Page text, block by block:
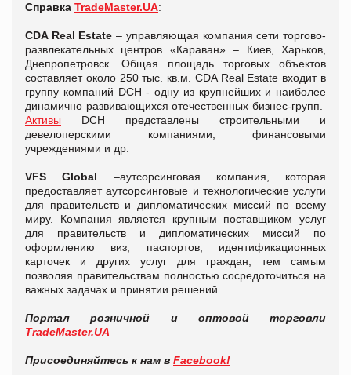
Справка TradeMaster.UA:
CDA Real Estate – управляющая компания сети торгово-
развлекательных центров «Караван» – Киев, Харьков,
Днепропетровск. Общая площадь торговых объектов
составляет около 250 тыс. кв.м. CDA Real Estate входит в
группу компаний DCH - одну из крупнейших и наиболее
динамично развивающихся отечественных бизнес-групп.
Активы DCH представлены строительными и
девелоперскими компаниями, финансовыми
учреждениями и др.
VFS Global –аутсорсинговая компания, которая
предоставляет аутсорсинговые и технологические услуги
для правительств и дипломатических миссий по всему
миру. Компания является крупным поставщиком услуг
для правительств и дипломатических миссий по
оформлению виз, паспортов, идентификационных
карточек и других услуг для граждан, тем самым
позволяя правительствам полностью сосредоточиться на
важных задачах и принятии решений.
Портал розничной и оптовой торговли
TradeMaster.UA
Присоединяйтесь к нам в Facebook!